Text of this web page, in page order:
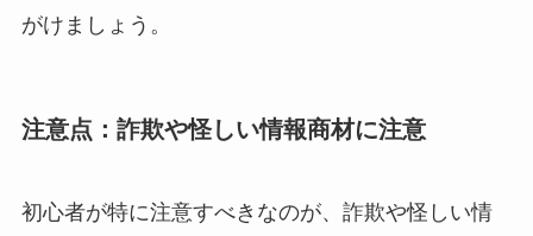
がけましょう。
注意点：詐欺や怪しい情報商材に注意
初心者が特に注意すべきなのが、詐欺や怪しい情